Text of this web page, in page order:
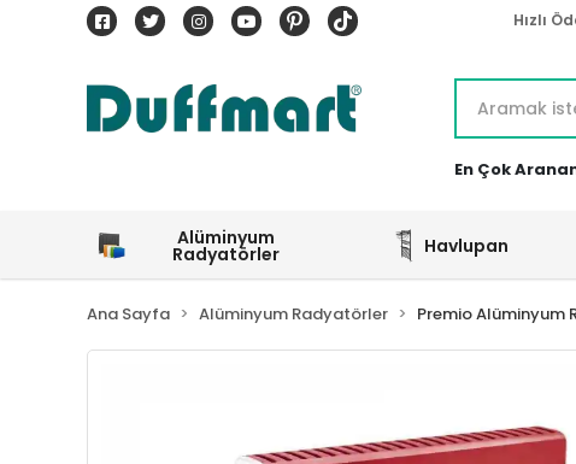
Hızlı
En Çok
Alüminyum
Radyatörler Havlupan
Ana Sayfa Alüminyum Radyatörler Premio Alüminyum